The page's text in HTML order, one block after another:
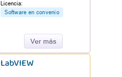
Licencia:
Software en convenio
Ver más
LabVIEW